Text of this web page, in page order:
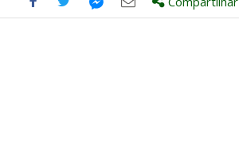
Compartilhe
CompartilheCompartilhe